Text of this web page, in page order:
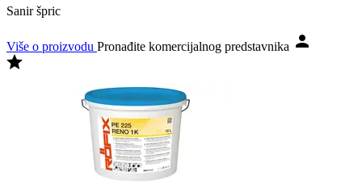
Sanir špric
Više o proizvodu Pronađite komercijalnog predstavnika